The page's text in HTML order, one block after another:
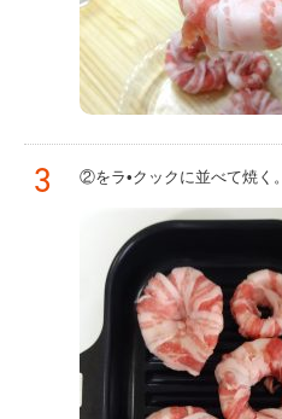
3 ②をラ•クックに並べて焼く。